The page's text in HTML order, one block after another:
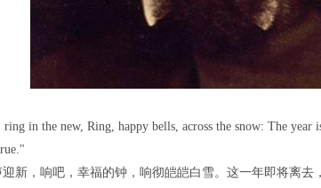
in the new, Ring, happy bells, across the snow: The
新，响吧，幸福的钟，响彻皑皑白雪。这一年即将离去